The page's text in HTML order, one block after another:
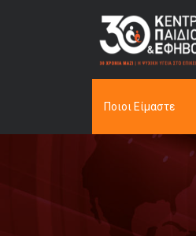
Ποιοι Είμαστε